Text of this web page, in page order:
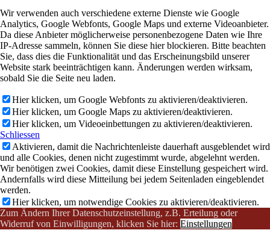
Wir verwenden auch verschiedene externe Dienste wie Google
Analytics, Google Webfonts, Google Maps und externe Videoanbieter.
Da diese Anbieter möglicherweise personenbezogene Daten wie Ihre
IP-Adresse sammeln, können Sie diese hier blockieren. Bitte beachten
Sie, dass dies die Funktionalität und das Erscheinungsbild unserer
Website stark beeinträchtigen kann. Änderungen werden wirksam,
sobald Sie die Seite neu laden.
Hier klicken, um Google Webfonts zu aktivieren/deaktivieren.
Hier klicken, um Google Maps zu aktivieren/deaktivieren.
Hier klicken, um Videoeinbettungen zu aktivieren/deaktivieren.
Schliessen
Aktivieren, damit die Nachrichtenleiste dauerhaft ausgeblendet wird
und alle Cookies, denen nicht zugestimmt wurde, abgelehnt werden.
Wir benötigen zwei Cookies, damit diese Einstellung gespeichert wird.
Andernfalls wird diese Mitteilung bei jedem Seitenladen eingeblendet
werden.
Hier klicken, um notwendige Cookies zu aktivieren/deaktivieren.
Zum Ändern Ihrer Datenschutzeinstellung, z.B. Erteilung oder
Widerruf von Einwilligungen, klicken Sie hier: Einstellungen